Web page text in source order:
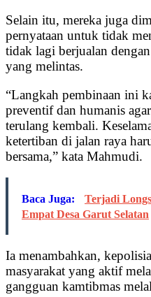
Selain itu, mereka juga
pernyataan untuk tidak
tidak lagi berjualan
yang melintas.
“Langkah pembinaan ini
preventif dan humanis
terulang kembali.
ketertiban di jalan raya
bersama,” kata Mahmudi.
Baca Juga:
Terjadi
Empat Desa Garut Selatan
Ia menambahkan,
masyarakat yang aktif
gangguan kamtibmas